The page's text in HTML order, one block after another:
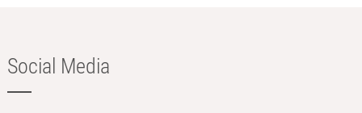
Social Media